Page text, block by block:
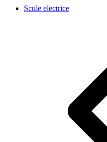
Scule electrice